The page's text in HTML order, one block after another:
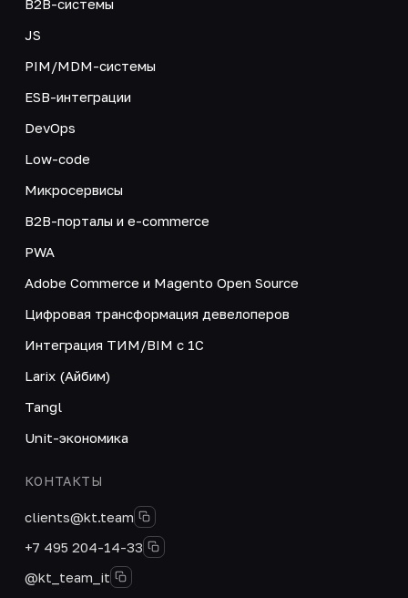
JS
PIM/MDM-системы
ESB-интеграции
DevOps
Low-code
Микросервисы
B2B-порталы и e-commerce
PWA
Adobe Commerce и Magento Open Source
Цифровая трансформация девелоперов
Интеграция ТИМ/BIM с 1С
Larix (Айбим)
Tangl
Unit-экономика
КОНТАКТЫ
clients@kt.team
+7 495 204-14-33
@kt_team_it